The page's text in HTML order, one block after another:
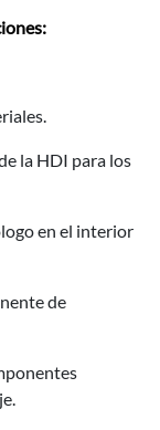
la HDI para los
en el interior
de